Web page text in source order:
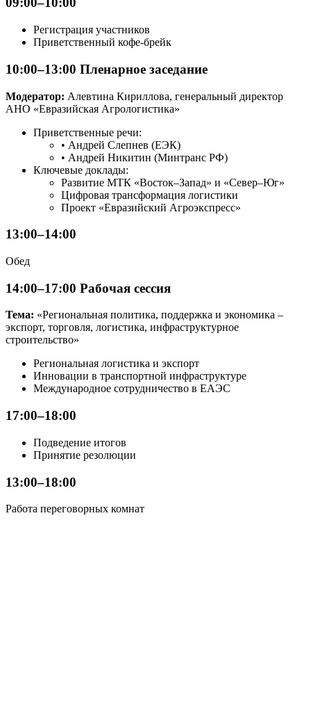
Регистрация участников
Приветственный кофе-брейк
10:00–13:00 Пленарное заседание
Модератор: Алевтина Кириллова, генеральный директор
АНО «Евразийская Агрологистика»
Приветственные речи:
• Андрей Слепнев (ЕЭК)
• Андрей Никитин (Минтранс РФ)
Ключевые доклады:
Развитие МТК «Восток–Запад» и «Север–Юг»
Цифровая трансформация логистики
Проект «Евразийский Агроэкспресс»
13:00–14:00
Обед
14:00–17:00 Рабочая сессия
Тема: «Региональная политика, поддержка и экономика –
экспорт, торговля, логистика, инфраструктурное
строительство»
Региональная логистика и экспорт
Инновации в транспортной инфраструктуре
Международное сотрудничество в ЕАЭС
17:00–18:00
Подведение итогов
Принятие резолюции
13:00–18:00
Работа переговорных комнат